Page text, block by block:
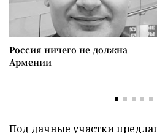
Россия ничего не должна
Армении
Под дачные участки